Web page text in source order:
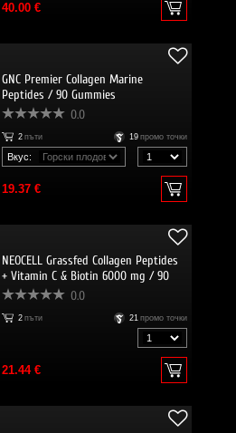
40.00 €
GNC Premier Collagen Marine
Peptides / 90 Gummies
0.0
2 пъти 19 промо точки
Вкус:
19.37 €
NEOCELL Grassfed Collagen Peptides
+ Vitamin C & Biotin 6000 mg / 90
Tabs
0.0
2 пъти 21 промо точки
21.44 €